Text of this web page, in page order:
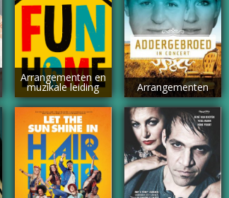
Arrangementen en
muzikale leiding Arrangementen